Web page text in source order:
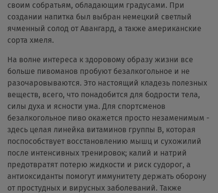
своим собратьям, обладающим градусами. При
создании напитка был выбран немецкий светлый
ячменный солод от Авангард, а также американские
сорта хмеля.
На волне интереса к здоровому образу жизни все
больше пивоманов пробуют безалкогольное и не
разочаровываются. Это настоящий кладезь полезных
веществ, всего, что понадобится для бодрости тела,
силы духа и ясности ума. Для спортсменов
безалкогольное пиво окажется просто незаменимым -
здесь целая линейка витаминов группы В, которая
поспособствует восстановлению мышц и сухожилий
после интенсивных тренировок; калий и натрий
предотвратят потерю жидкости и риск судорог, а
антиоксиданты помогут иммунитету держать оборону
от простудных и вирусных заболеваний. Также